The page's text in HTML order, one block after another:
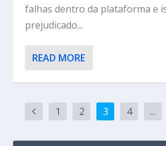
falhas dentro da plataforma e
prejudicado...
READ MORE
1 2 3 4 …